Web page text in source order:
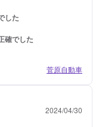
した
確でした
菅原自動車
2024/04/30